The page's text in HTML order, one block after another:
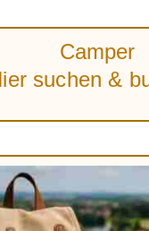
Camper
suchen &